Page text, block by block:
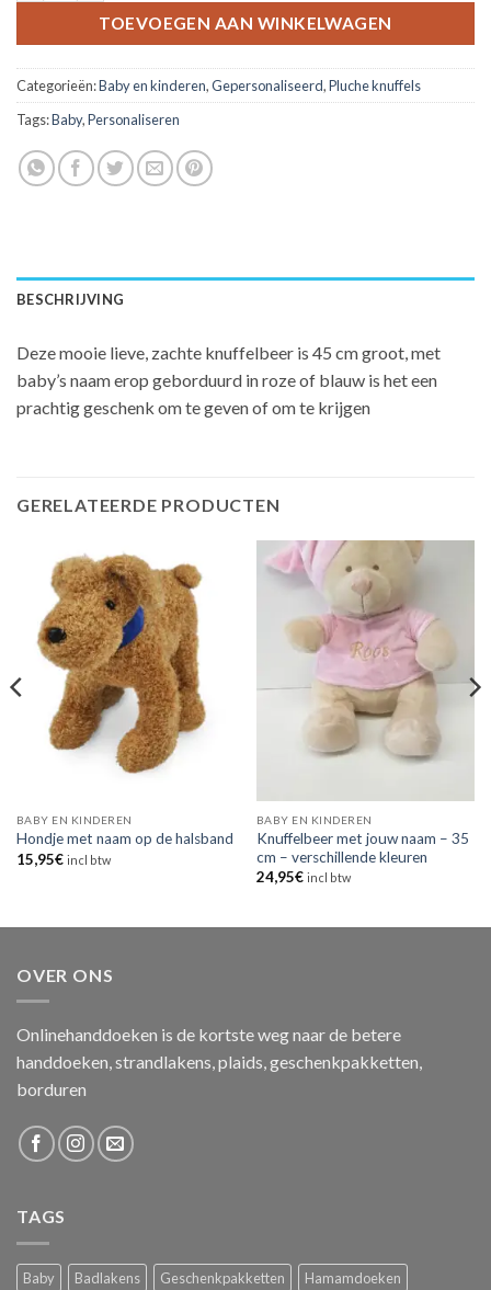
TOEVOEGEN AAN WINKELWAGEN
Categorieën:Baby en kinderen,Gepersonaliseerd,Pluche knuffels
Tags:Baby,Personaliseren
BESCHRIJVING
Deze mooie lieve, zachte knuffelbeer is 45 cm groot, met
baby’s naam erop geborduurd in roze of blauw is het een
prachtig geschenk om te geven of om te krijgen
GERELATEERDE PRODUCTEN
BABY EN KINDEREN
Hondje met naam op de halsband
15,95€ incl btw
BABY EN KINDEREN
Knuffelbeer met jouw naam – 35
cm – verschillende kleuren
24,95€ incl btw
OVER ONS
Onlinehanddoeken is de kortste weg naar de betere
handdoeken, strandlakens, plaids, geschenkpakketten,
borduren
TAGS
Baby Badlakens Geschenkpakketten Hamamdoeken